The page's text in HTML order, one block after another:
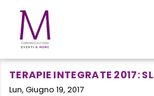
TERAPIE INTEGRATE 2017:
Lun, Giugno 19, 2017